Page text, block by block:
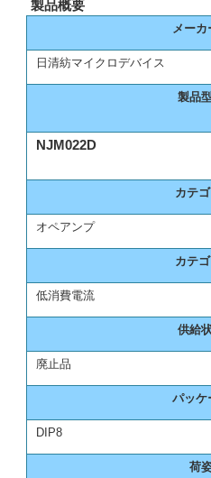
製品概要
メーカ
日清紡マイクロデバイス
製品
NJM022D
カテ
オペアンプ
カテ
低消費電流
供給
廃止品
パッケ
DIP8
荷